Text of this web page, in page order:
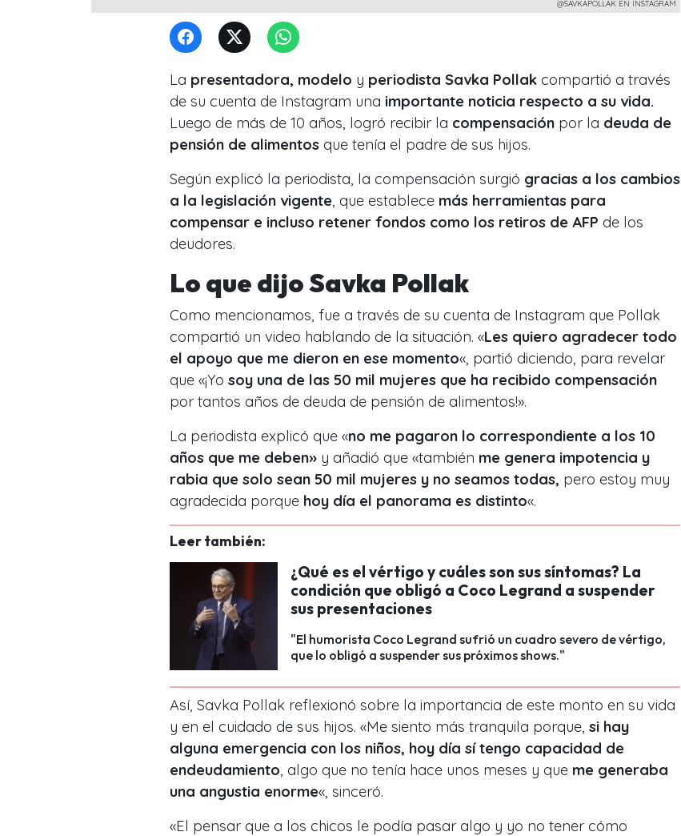
@SAVKAPOLLAK EN INSTAGRAM
La presentadora, modelo y periodista Savka Pollak compartió a través
de su cuenta de Instagram una importante noticia respecto a su vida.
Luego de más de 10 años, logró recibir la compensación por la deuda de
pensión de alimentos que tenía el padre de sus hijos.
Según explicó la periodista, la compensación surgió gracias a los cambios
a la legislación vigente , que establece más herramientas para
compensar e incluso retener fondos como los retiros de AFP de los
deudores.
Lo que dijo Savka Pollak
Como mencionamos, fue a través de su cuenta de Instagram que Pollak
compartió un video hablando de la situación. «Les quiero agradecer todo
el apoyo que me dieron en ese momento«, partió diciendo, para revelar
que «¡Yo soy una de las 50 mil mujeres que ha recibido compensación
por tantos años de deuda de pensión de alimentos!».
La periodista explicó que «no me pagaron lo correspondiente a los 10
años que me deben» y añadió que «también me genera impotencia y
rabia que solo sean 50 mil mujeres y no seamos todas, pero estoy muy
agradecida porque hoy día el panorama es distinto«.
Leer también:
¿Qué es el vértigo y cuáles son sus síntomas? La
condición que obligó a Coco Legrand a suspender
sus presentaciones
"El humorista Coco Legrand sufrió un cuadro severo de vértigo,
que lo obligó a suspender sus próximos shows."
Así, Savka Pollak reflexionó sobre la importancia de este monto en su vida
y en el cuidado de sus hijos. «Me siento más tranquila porque, si hay
alguna emergencia con los niños, hoy día sí tengo capacidad de
endeudamiento , algo que no tenía hace unos meses y que me generaba
una angustia enorme«, sinceró.
«El pensar que a los chicos le podía pasar algo y yo no tener cómo